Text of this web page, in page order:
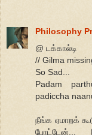
Philosophy
@ டக்கால்டி
// Gilma
So Sad...
Padam
padiccha
நீங்க ஏமாறக்
போட்டேன்...